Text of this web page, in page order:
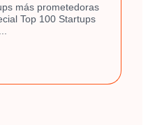
más prometedoras
Top 100 Startups